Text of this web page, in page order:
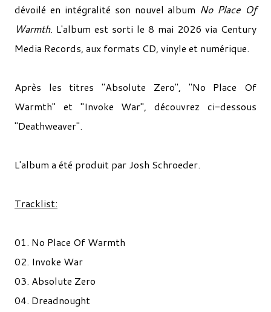
dévoilé en intégralité son nouvel album No Place Of
Warmth. L'album est sorti le 8 mai 2026 via Century
Media Records, aux formats CD, vinyle et numérique.
Après les titres "Absolute Zero", "No Place Of
Warmth" et "Invoke War", découvrez ci-dessous
"Deathweaver".
L'album a été produit par Josh Schroeder.
Tracklist:
01. No Place Of Warmth
02. Invoke War
03. Absolute Zero
04. Dreadnought